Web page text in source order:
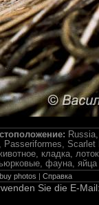
кладка,
фауна, яйца |
buy photos | Справка
Sie die E-